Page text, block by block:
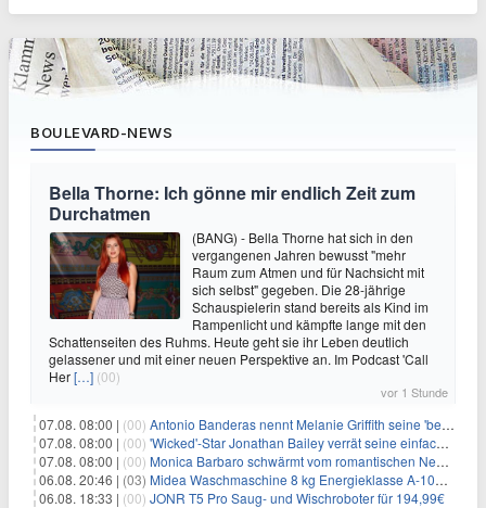
BOULEVARD-NEWS
Bella Thorne: Ich gönne mir endlich Zeit zum
Durchatmen
(BANG) - Bella Thorne hat sich in den
vergangenen Jahren bewusst "mehr
Raum zum Atmen und für Nachsicht mit
sich selbst" gegeben. Die 28-jährige
Schauspielerin stand bereits als Kind im
Rampenlicht und kämpfte lange mit den
Schattenseiten des Ruhms. Heute geht sie ihr Leben deutlich
gelassener und mit einer neuen Perspektive an. Im Podcast 'Call
Her[…] (00)
vor 1 Stunde
07.08. 08:00 | (00) Antonio Banderas nennt Melanie Griffith seine 'beste Freundin'
07.08. 08:00 | (00) 'Wicked'-Star Jonathan Bailey verrät seine einfache Hautpflegeroutine
07.08. 08:00 | (00) Monica Barbaro schwärmt vom romantischen New York
06.08. 20:46 | (03) Midea Waschmaschine 8 kg Energieklasse A-10% 1400 U/Min für 289,97€
06.08. 18:33 | (00) JONR T5 Pro Saug- und Wischroboter für 194,99€